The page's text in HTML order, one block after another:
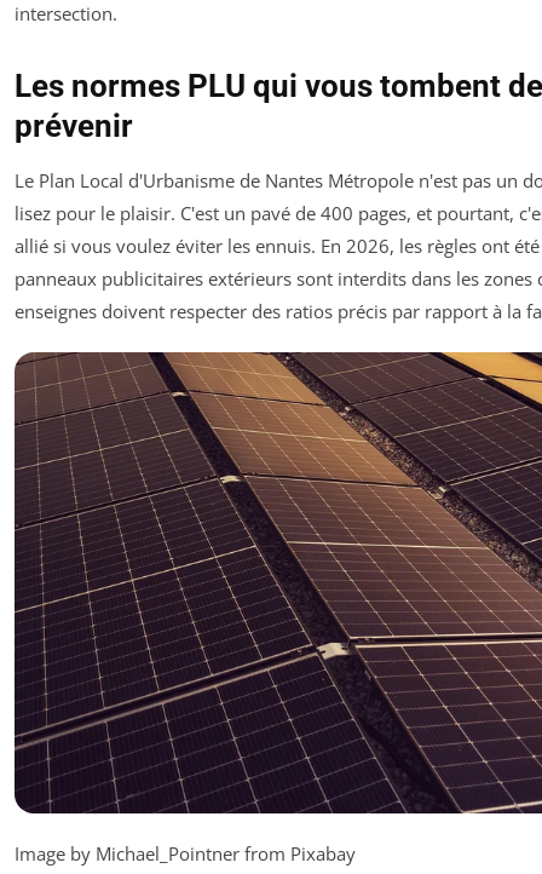
intersection.
Les normes PLU qui vous tombent
prévenir
Le Plan Local d'Urbanisme de Nantes Métropole n'est pas un
lisez pour le plaisir. C'est un pavé de 400 pages, et pourtant,
allié si vous voulez éviter les ennuis. En 2026, les règles ont
panneaux publicitaires extérieurs sont interdits dans les zones
enseignes doivent respecter des ratios précis par rapport à la
Image by Michael_Pointner from Pixabay